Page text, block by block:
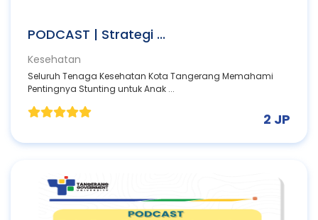
PODCAST | Strategi ...
Kesehatan
Seluruh Tenaga Kesehatan Kota Tangerang Memahami
Pentingnya Stunting untuk Anak ...
2 JP